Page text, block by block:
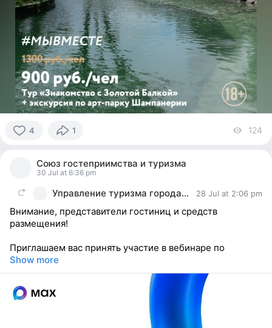
4 1 124
Союз гостеприимства и туризма
30 Jul at 6:36 pm
Управление туризма города Севастополя 28 Jul at 2:06 pm
Внимание, представители гостиниц и средств
размещения!
Приглашаем вас принять участие в вебинаре по
Show more